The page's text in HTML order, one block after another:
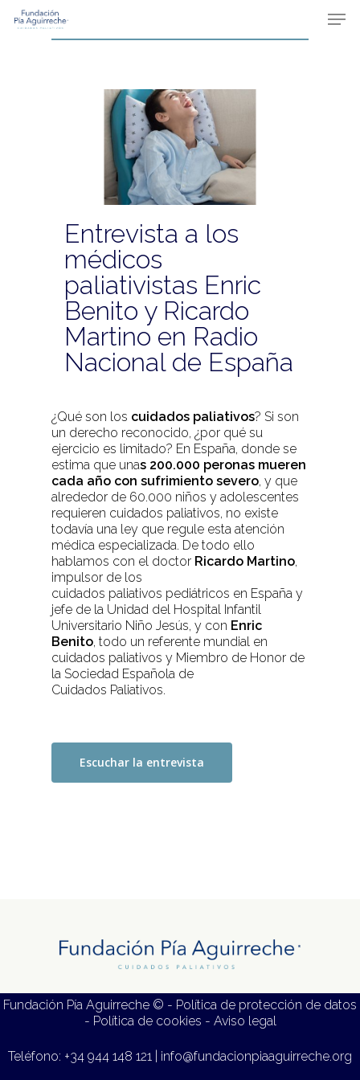
Skip
Entrevista a los
médicos
paliativistas Enric
Benito y Ricardo
Martino en Radio
Nacional de España
¿Qué son los cuidados paliativos? Si son
un derecho reconocido, ¿por qué su
ejercicio es limitado? En España, donde se
estima que unas 200.000 peronas mueren
cada año con sufrimiento severo, y que
alrededor de 60.000 niños y adolescentes
requieren cuidados paliativos, no existe
todavía una ley que regule esta atención
médica especializada. De todo ello
hablamos con el doctor Ricardo Martino,
impulsor de los
cuidados paliativos pediátricos en España y
jefe de la Unidad del Hospital Infantil
Universitario Niño Jesús, y con Enric
Benito, todo un referente mundial en
cuidados paliativos y Miembro de Honor de
la Sociedad Española de
Cuidados Paliativos.
Escuchar la entrevista
Fundación Pía Aguirreche © - Política de protección de datos
- Política de cookies - Aviso legal
Teléfono: +34 944 148 121 info@fundacionpiaaguirreche.org